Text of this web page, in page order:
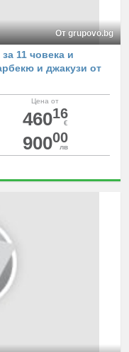
От grupovo.bg
11 човека и
и джакузи от
Цена от
46016
€
90000
лв